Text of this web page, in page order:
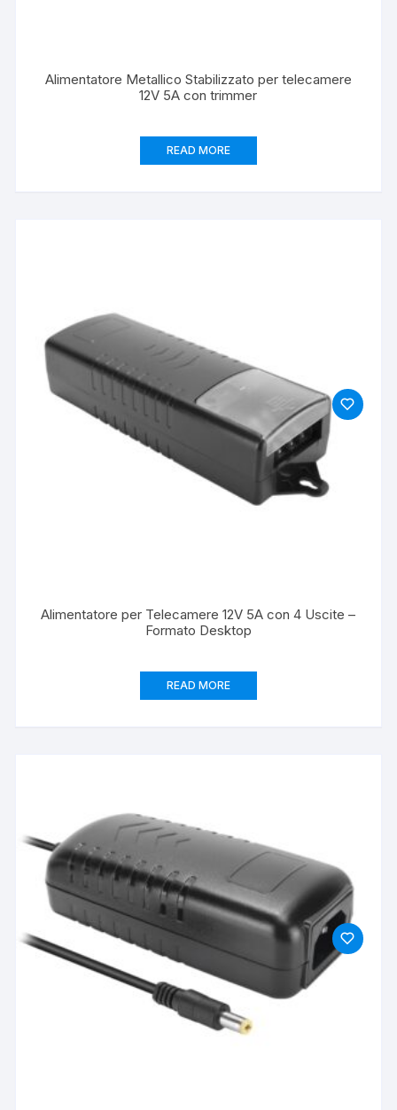
Alimentatore Metallico Stabilizzato per telecamere
12V 5A con trimmer
READ MORE
Alimentatore per Telecamere 12V 5A con 4 Uscite –
Formato Desktop
READ MORE